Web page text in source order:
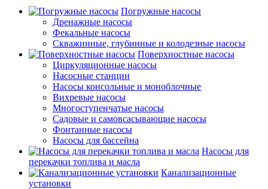
Погружные насосы
Дренажные насосы
Фекальные насосы
Скважинные, глубинные и колодезные насосы
Поверхностные насосы
Циркуляционные насосы
Насосные станции
Насосы консольные и моноблочные
Вихревые насосы
Многоступенчатые насосы
Садовые и самовсасывающие насосы
Фонтанные насосы
Насосы для бассейна
Насосы для
перекачки топлива и масла
Канализационные
установки